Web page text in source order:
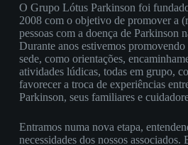
O Grupo Lótus Parkinson foi
2008 com o objetivo de promover a
pessoas com a doença de Parkinson
Durante anos estivemos promovendo
sede, como orientações,
atividades lúdicas, todas em grupo,
favorecer a troca de experiências
Parkinson, seus familiares e
Entramos numa nova etapa,
necessidades dos nossos associados.